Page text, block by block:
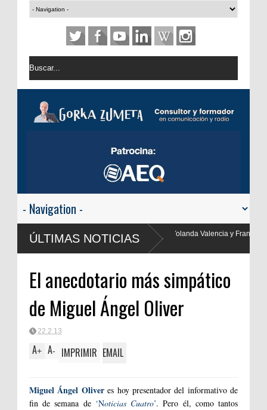
ÚLTIMAS NOTICIAS
Valencia y Frank Blanco regresan a
El anecdotario más simpático
de Miguel Ángel Oliver
22.2.13
A+ A- IMPRIMIR EMAIL
Miguel Ángel Oliveres hoy presentador del informativo de
fin de semana de ‘Noticias Cuatro’. Pero él, como tantos